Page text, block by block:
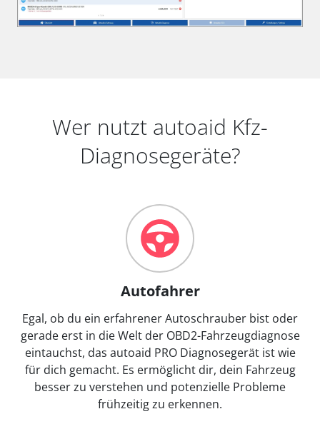
Wer nutzt autoaid Kfz-
Diagnosegeräte?
Autofahrer
Egal, ob du ein erfahrener Autoschrauber bist oder
gerade erst in die Welt der OBD2-Fahrzeugdiagnose
eintauchst, das autoaid PRO Diagnosegerät ist wie
für dich gemacht. Es ermöglicht dir, dein Fahrzeug
besser zu verstehen und potenzielle Probleme
frühzeitig zu erkennen.